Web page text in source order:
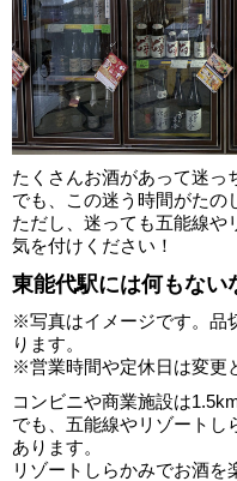
たくさんお酒があって迷っ
でも、この迷う時間がたの
ただし、迷っても五能線や
気を付けください！
東能代駅には何もない
※写真はイメージです。品
ります。
※営業時間や定休日は変更
コンビニや商業施設は
でも、五能線やリゾートし
あります。
リゾートしらかみでお酒